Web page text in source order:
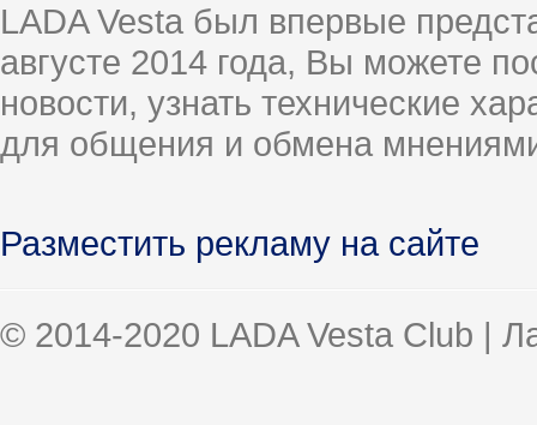
LADA Vesta был впервые
августе 2014 года, Вы можете
новости, узнать технические
для общения и обмена
Разместить рекламу на сайте
© 2014-2020 LADA Vesta Club |